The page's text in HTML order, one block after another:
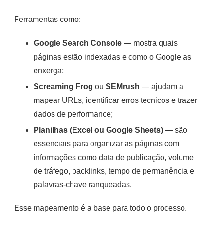
Ferramentas como:
Google Search Console — mostra quais
páginas estão indexadas e como o Google as
enxerga;
Screaming Frog ou SEMrush — ajudam a
mapear URLs, identificar erros técnicos e trazer
dados de performance;
Planilhas (Excel ou Google Sheets) — são
essenciais para organizar as páginas com
informações como data de publicação, volume
de tráfego, backlinks, tempo de permanência e
palavras-chave ranqueadas.
Esse mapeamento é a base para todo o processo.